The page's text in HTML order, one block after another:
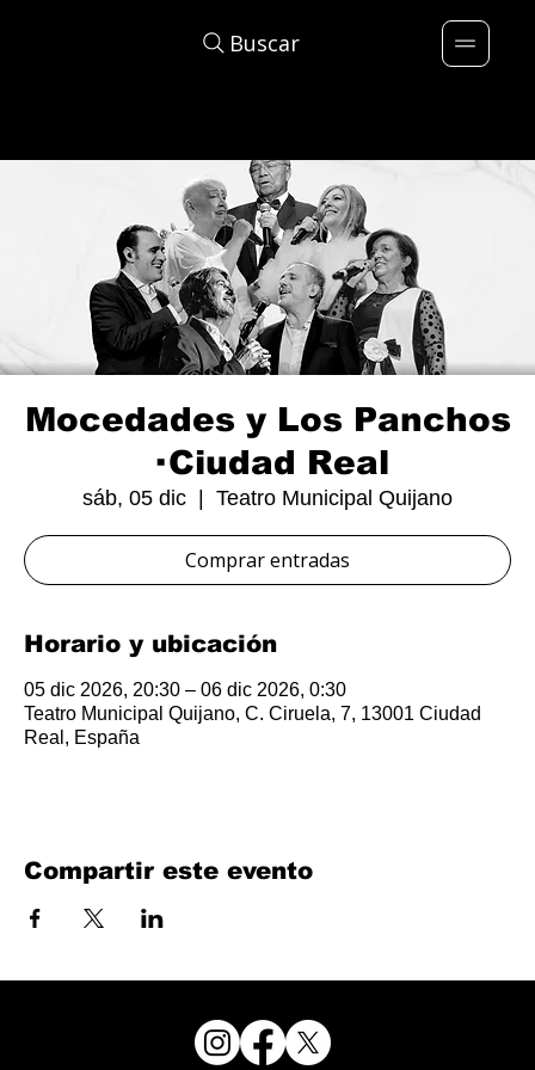
Buscar
Mocedades y Los Panchos
· Ciudad Real
sáb, 05 dic Teatro Municipal Quijano
Comprar entradas
Horario y ubicación
05 dic 2026, 20:30 – 06 dic 2026, 0:30
Teatro Municipal Quijano, C. Ciruela, 7, 13001 Ciudad
Real, España
Compartir este evento